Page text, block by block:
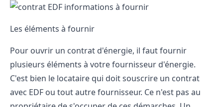
Les éléments à fournir
Pour ouvrir un contrat d'énergie, il faut fournir
plusieurs éléments à votre fournisseur d'énergie.
C'est bien le locataire qui doit souscrire un contrat
avec EDF ou tout autre fournisseur. Ce n'est pas au